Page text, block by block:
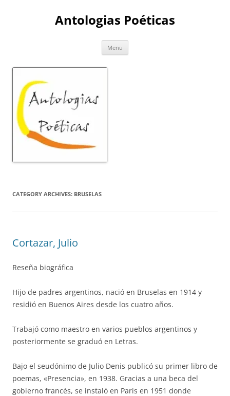
Antologias Poéticas
Menu
CATEGORY ARCHIVES: BRUSELAS
Cortazar, Julio
Reseña biográfica
Hijo de padres argentinos, nació en Bruselas en 1914 y
residió en Buenos Aires desde los cuatro años.
Trabajó como maestro en varios pueblos argentinos y
posteriormente se graduó en Letras.
Bajo el seudónimo de Julio Denis publicó su primer libro de
poemas, «Presencia», en 1938. Gracias a una beca del
gobierno francés, se instaló en Paris en 1951 donde